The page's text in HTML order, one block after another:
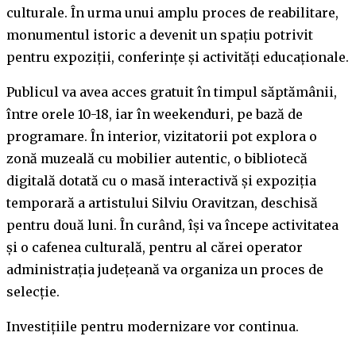
culturale. În urma unui amplu proces de reabilitare,
monumentul istoric a devenit un spațiu potrivit
pentru expoziții, conferințe și activități educaționale.
Publicul va avea acces gratuit în timpul săptămânii,
între orele 10-18, iar în weekenduri, pe bază de
programare. În interior, vizitatorii pot explora o
zonă muzeală cu mobilier autentic, o bibliotecă
digitală dotată cu o masă interactivă și expoziția
temporară a artistului Silviu Oravitzan, deschisă
pentru două luni. În curând, își va începe activitatea
și o cafenea culturală, pentru al cărei operator
administrația județeană va organiza un proces de
selecție.
Investițiile pentru modernizare vor continua.